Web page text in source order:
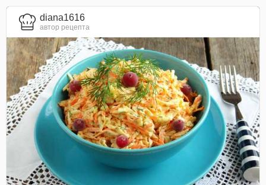
diana1616
автор рецепта